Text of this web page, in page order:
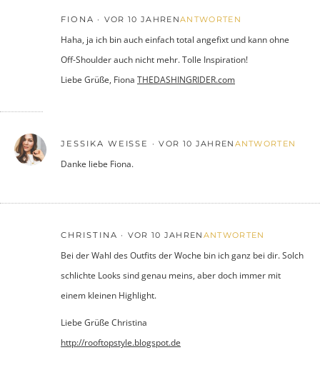
FIONA VOR 10 JAHRENANTWORTEN
Haha, ja ich bin auch einfach total angefixt und kann ohne
Off-Shoulder auch nicht mehr. Tolle Inspiration!
Liebe Grüße, Fiona THEDASHINGRIDER.com
JESSIKA WEISSE VOR 10 JAHREN ANTWORTEN
Danke liebe Fiona.
CHRISTINA VOR 10 JAHREN ANTWORTEN
Bei der Wahl des Outfits der Woche bin ich ganz bei dir. Solch
schlichte Looks sind genau meins, aber doch immer mit
einem kleinen Highlight.
Liebe Grüße Christina
http://rooftopstyle.blogspot.de